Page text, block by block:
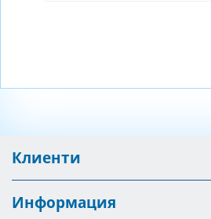
Клиенти
Информация